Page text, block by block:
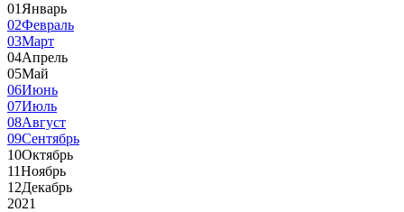
01 Январь
02Февраль
03Март
04Апрель
05Май
06Июнь
07Июль
08Август
09Сентябрь
10Октябрь
11Ноябрь
12Декабрь
2021